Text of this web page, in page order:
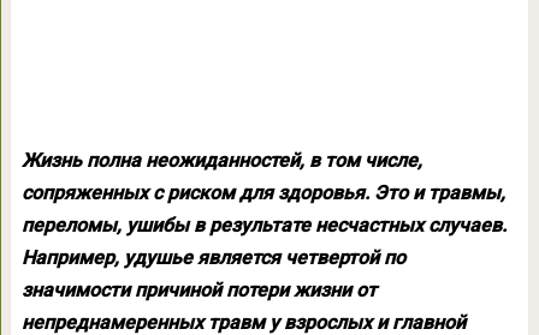
Жизнь полна неожиданностей, в том числе,
сопряженных с риском для здоровья. Это и травмы,
переломы, ушибы в результате несчастных случаев.
Например, удушье является четвертой по
значимости причиной потери жизни от
непреднамеренных травм у взрослых и главной